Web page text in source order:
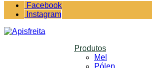
Facebook
Instagram
Produtos
Mel
Pólen